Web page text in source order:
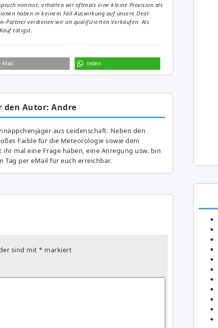
nimmst, erhalten wir oftmals eine kleine Provision als
haben in keinem Fall Auswirkung auf unsere Deal-
Partner verdienen wir an qualifizierten Verkäufen. Als
tätigst.
Mail teilen
den Autor: Andre
aus Leidenschaft. Neben den
Fai­ble für die Meteorologie sowie dem
mal eine Frage haben, eine Anregung usw. bin
Tag per eMail für euch erreichbar.
sind mit * markiert